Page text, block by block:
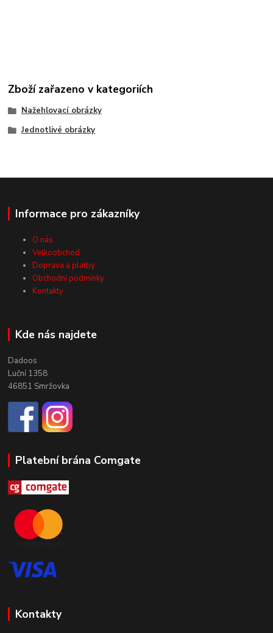
Zboží zařazeno v kategoriích
Nažehlovací obrázky
Jednotlivé obrázky
Informace pro zákazníky
O nás
Velkoobchod
Doprava a platby
Obchodní podmínky
Kontakty
Kde nás najdete
Dadoos
Luční 1358
46851 Smržovka
Platební brána Comgate
Kontakty